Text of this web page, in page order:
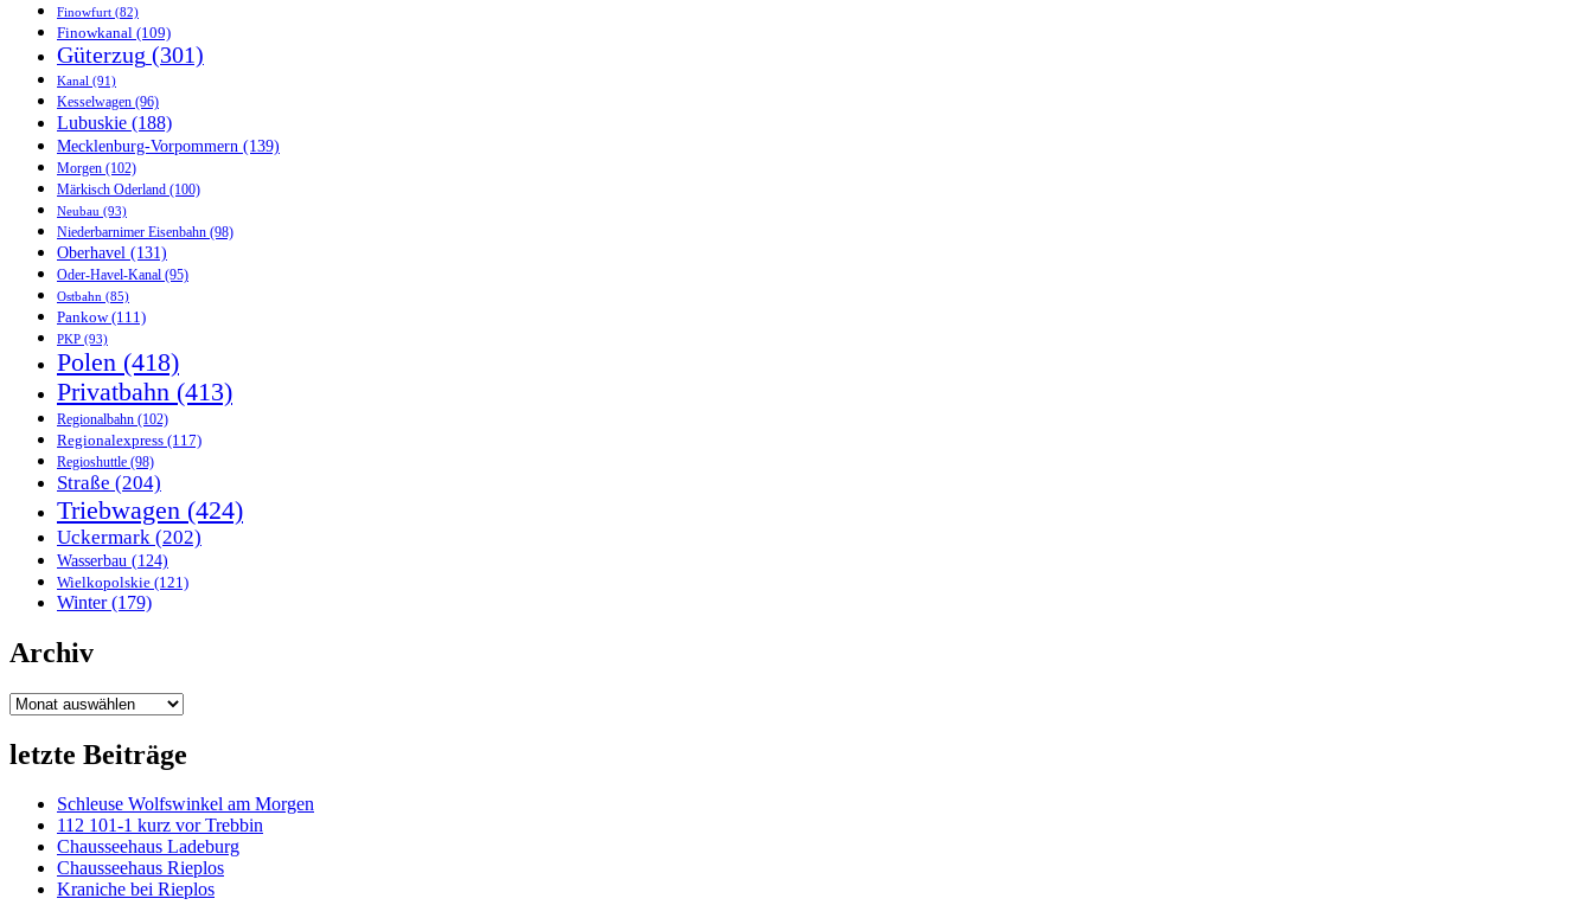
Finowfurt (82)
Finowkanal (109)
Güterzug (301)
Kanal (91)
Kesselwagen (96)
Lubuskie (188)
Mecklenburg-Vorpommern (139)
Morgen (102)
Märkisch Oderland (100)
Neubau (93)
Niederbarnimer Eisenbahn (98)
Oberhavel (131)
Oder-Havel-Kanal (95)
Ostbahn (85)
Pankow(111)
PKP (93)
Polen (418)
Privatbahn (413)
Regionalbahn (102)
Regionalexpress (117)
Regioshuttle (98)
Straße (204)
Triebwagen (424)
Uckermark (202)
Wasserbau (124)
Wielkopolskie (121)
Winter(179)
Archiv
Archiv
letzte Beiträge
Schleuse Wolfswinkel am Morgen
112 101-1 kurz vor Trebbin
Chausseehaus Ladeburg
Chausseehaus Rieplos
Kraniche bei Rieplos